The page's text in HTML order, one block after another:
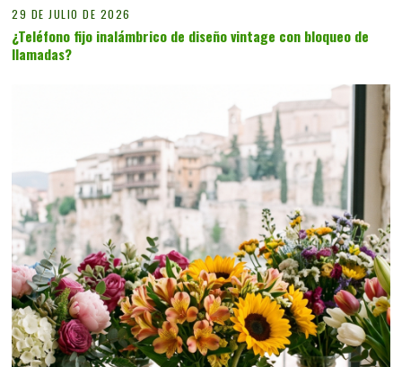
29 DE JULIO DE 2026
¿Teléfono fijo inalámbrico de diseño vintage con bloqueo de
llamadas?